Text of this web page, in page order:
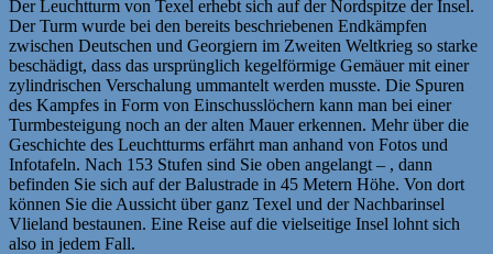
Der Leuchtturm von Texel erhebt sich auf der Nordspitze der Insel.
Der Turm wurde bei den bereits beschriebenen Endkämpfen
zwischen Deutschen und Georgiern im Zweiten Weltkrieg so starke
beschädigt, dass das ursprünglich kegelförmige Gemäuer mit einer
zylindrischen Verschalung ummantelt werden musste. Die Spuren
des Kampfes in Form von Einschusslöchern kann man bei einer
Turmbesteigung noch an der alten Mauer erkennen. Mehr über die
Geschichte des Leuchtturms erfährt man anhand von Fotos und
Infotafeln. Nach 153 Stufen sind Sie oben angelangt – , dann
befinden Sie sich auf der Balustrade in 45 Metern Höhe. Von dort
können Sie die Aussicht über ganz Texel und der Nachbarinsel
Vlieland bestaunen. Eine Reise auf die vielseitige Insel lohnt sich
also in jedem Fall.